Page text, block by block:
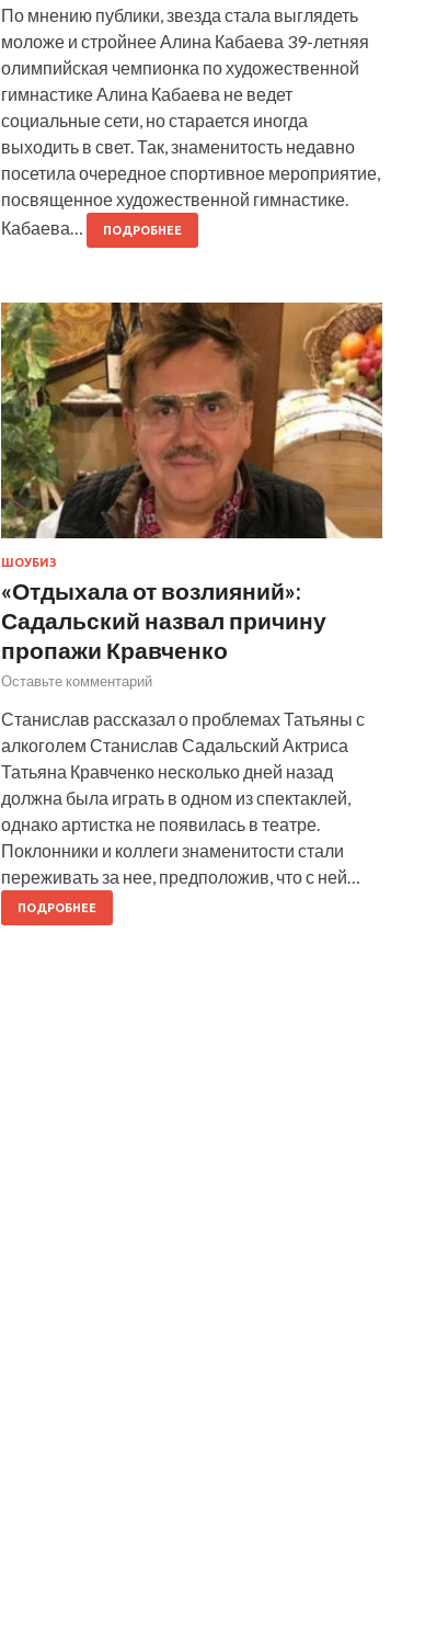
По мнению публики, звезда стала выглядеть
моложе и стройнее Алина Кабаева 39-летняя
олимпийская чемпионка по художественной
гимнастике Алина Кабаева не ведет
социальные сети, но старается иногда
выходить в свет. Так, знаменитость недавно
посетила очередное спортивное мероприятие,
посвященное художественной гимнастике.
Кабаева…
ПОДРОБНЕЕ
ШОУБИЗ
«Отдыхала от возлияний»:
Садальский назвал причину
пропажи Кравченко
Оставьте комментарий
Станислав рассказал о проблемах Татьяны с
алкоголем Станислав Садальский Актриса
Татьяна Кравченко несколько дней назад
должна была играть в одном из спектаклей,
однако артистка не появилась в театре.
Поклонники и коллеги знаменитости стали
переживать за нее, предположив, что с ней…
ПОДРОБНЕЕ